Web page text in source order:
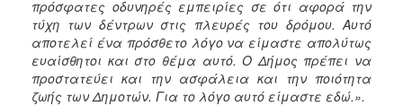
πρόσφατες οδυνηρές εμπειρίες σε ότι αφορά την
τύχη των δέντρων στις πλευρές του δρόμου. Αυτό
αποτελεί ένα πρόσθετο λόγο να είμαστε απολύτως
ευαίσθητοι και στο θέμα αυτό. Ο Δήμος πρέπει να
προστατεύει και την ασφάλεια και την ποιότητα
ζωής των Δημοτών. Για το λόγο αυτό είμαστε εδώ.».